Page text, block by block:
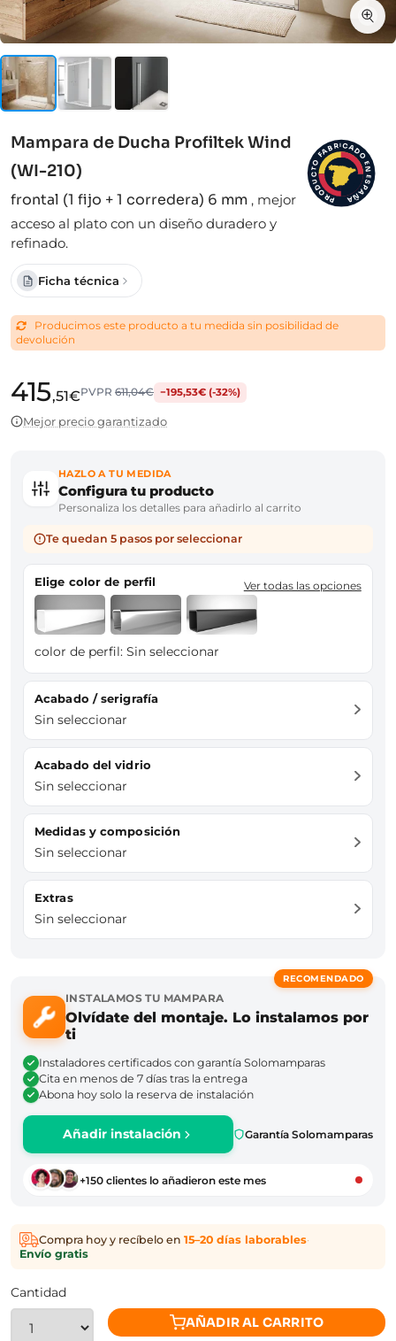
Mampara de Ducha Profiltek Wind
(WI-210)
frontal (1 fijo + 1 corredera) 6 mm , mejor
acceso al plato con un diseño duradero y
refinado.
P
R
O
D
U
C
T
O
FABRICADO
E
N
E
S
P
A
Ñ
A
Ficha técnica
Producimos este producto a tu medida sin posibilidad de
devolución
415,51€PVPR611,04€ −195,53€ (-32%)
Mejor precio garantizado
HAZLO A TU MEDIDA
Configura tu producto
Personaliza los detalles para añadirlo al carrito
Te quedan 5 pasos por seleccionar
Elige color de perfil Ver todas las opciones
color de perfil: Sin seleccionar
Acabado / serigrafía
Sin seleccionar
Acabado del vidrio
Sin seleccionar
Medidas y composición
Sin seleccionar
Extras
Sin seleccionar
RECOMENDADO
INSTALAMOS TU MAMPARA
Olvídate del montaje. Lo instalamos por
ti
Instaladores certificados con garantía Solomamparas
Cita en menos de 7 días tras la entrega
Abona hoy solo la reserva de instalación
Añadir instalación Garantía Solomamparas
+150 clientes lo añadieron este mes
Compra hoy y recíbelo en 15–20 días laborables·
Envío gratis
Cantidad
AÑADIR AL CARRITO